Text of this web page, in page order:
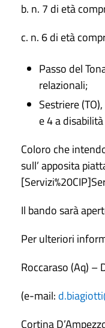
b. n. 7 di età
c. n. 6 di età
Passo del
relazionali;
Sestriere
e 4 a
Coloro che
sull’ apposita
Il bando sarà
Per ulteriori
Roccaraso (Aq) –
(e-mail:
Cortina